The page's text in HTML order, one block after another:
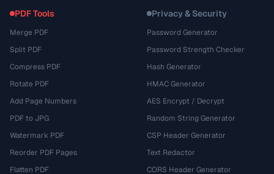
PDF Tools
Merge PDF
Split PDF
Compress PDF
Rotate PDF
Add Page Numbers
PDF to JPG
Watermark PDF
Reorder PDF Pages
Flatten PDF
Privacy & Security
Password Generator
Password Strength Checker
Hash Generator
HMAC Generator
AES Encrypt / Decrypt
Random String Generator
CSP Header Generator
Text Redactor
CORS Header Generator